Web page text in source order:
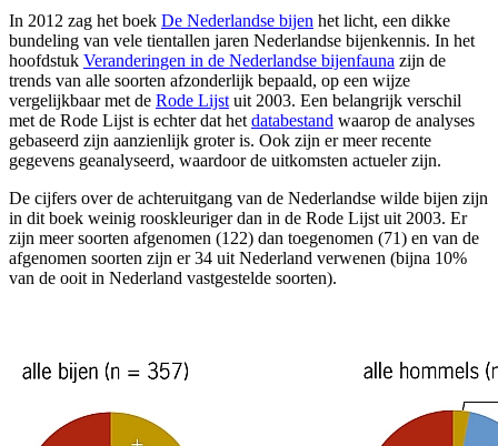
In 2012 zag het boek De Nederlandse bijen het licht, een dikke
bundeling van vele tientallen jaren Nederlandse bijenkennis. In het
hoofdstuk Veranderingen in de Nederlandse bijenfauna zijn de
trends van alle soorten afzonderlijk bepaald, op een wijze
vergelijkbaar met de Rode Lijst uit 2003. Een belangrijk verschil
met de Rode Lijst is echter dat het databestand waarop de analyses
gebaseerd zijn aanzienlijk groter is. Ook zijn er meer recente
gegevens geanalyseerd, waardoor de uitkomsten actueler zijn.
De cijfers over de achteruitgang van de Nederlandse wilde bijen zijn
in dit boek weinig rooskleuriger dan in de Rode Lijst uit 2003. Er
zijn meer soorten afgenomen (122) dan toegenomen (71) en van de
afgenomen soorten zijn er 34 uit Nederland verwenen (bijna 10%
van de ooit in Nederland vastgestelde soorten).